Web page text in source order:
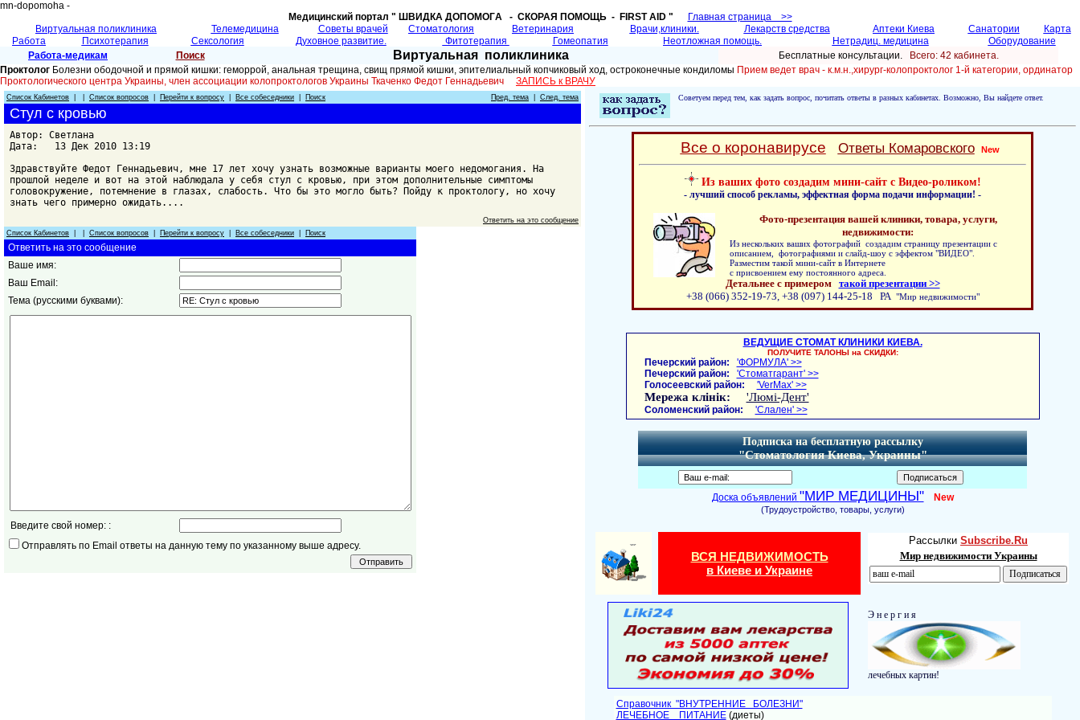
mn-dopomoha -
Медицинский портал " ШВИДКА ДОПОМОГA - СКОРАЯ ПОМОЩЬ - FIRST AID "
Главная страница >>
Виртуальная поликлиника
Телемедицина Советы врачей Cтоматология Ветеринария Врачи,клиники. Лекарств средства Аптеки Киева Санатории
Карта
Работа
Психотерапия Сексология Духовное развитие. Фитотерапия Гомеопатия Неотложная помощь. Нетрадиц. медицина
Оборудование
Работа-медикам
Поиск Виртуальная поликлиника Бесплатные консультации.
Всего: 42 кабинетa.
Проктолог Болезни ободочной и прямой кишки: геморрой, анальная трещина, свищ прямой кишки, эпителиальный копчиковый ход, остроконечные кондиломы Прием ведет врач - к.м.н.,хирург-колопроктолог 1-й категории, ординатор
Проктологического центра Украины, член ассоциации колопроктологов Украины Ткаченко Федот Геннадьевич ЗАПИСЬ к ВРАЧУ
Список Кабинетов Список вопросов Перейти к вопросу Все собеседники Поиск Пред. тема След. тема
Стул с кровью
Автор: Светлана
Дата: 13 Дек 2010 13:19
Здравствуйте Федот Геннадьевич, мне 17 лет хочу узнать возможные варианты моего недомогания. На
прошлой неделе и вот на этой наблюдала у себя стул с кровью, при этом дополнительные симптомы
головокружение, потемнение в глазах, слабость. Что бы это могло быть? Пойду к проктологу, но хочу
знать чего примерно ожидать....
Ответить на это сообщение
Список Кабинетов
Список вопросов Перейти к вопросу Все собеседники Поиск
Ответить на это сообщение
Ваше имя:
Ваш Email:
Тема (русскими буквами):
Введите свой номер: :
Отправлять по Email ответы на данную тему по указанному выше адресу.
Советуем перед тем, как задать вопрос, почитать ответы в разных кабинетах. Возможно, Вы найдете ответ.
Все о коронавирусе Ответы Комаровского New
Из ваших фото создадим мини-сайт с Видео-роликом!
- лучший способ рекламы, эффектная форма подачи информации! -
Фото-презентация вашей клиники, товара, услуги,
недвижимости:
Из нескольких ваших фотографий создадим страницу презентации с
описанием, фотографиями и слайд-шоу с эффектом "ВИДЕО".
Разместим такой мини-сайт в Интернете
с присвоением ему постоянного адреса.
Детальнее с примером такой презентации >>
+38 (066) 352-19-73, +38 (097) 144-25-18 РА "Мир недвижимости"
ВЕДУЩИЕ СТОМАТ КЛИНИКИ КИЕВА.
ПОЛУЧИТЕ ТАЛОНЫ на СКИДКИ:
Печерский район:
'ФОРМУЛА' >>
Печерский район:
'Стоматгарант' >>
Голосеевский район:
'VerMax' >>
Мережа клінік: 'Люмі-Дент'
Соломенский район: 'Слален' >>
Подписка на бесплатную рассылку
"Стоматология Киева, Украины"
Доска объявлений "МИР МЕДИЦИНЫ" New
(Трудоустройство, товары, услуги)
ВСЯ НЕДВИЖИМОСТЬ
в Киеве и Украине
Рассылки Subscribe.Ru
Мир недвижимости Украины
Э н е р г и я
лечебных картин!
Справочник "ВНУТРЕННИЕ БОЛЕЗНИ"
ЛЕЧЕБНОЕ ПИТАНИЕ(диеты)